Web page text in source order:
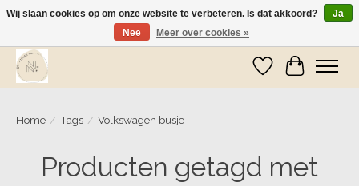
Wij zijn op vakantie! Vanaf zaterdag 9 mei worden er weer pakketjes verzonden
Verlanglijst
Home / Tags / Volkswagen busje
Producten getagd met
Wij slaan cookies op om onze website te verbeteren. Is dat akkoord?
Ja
Nee
Meer over cookies »